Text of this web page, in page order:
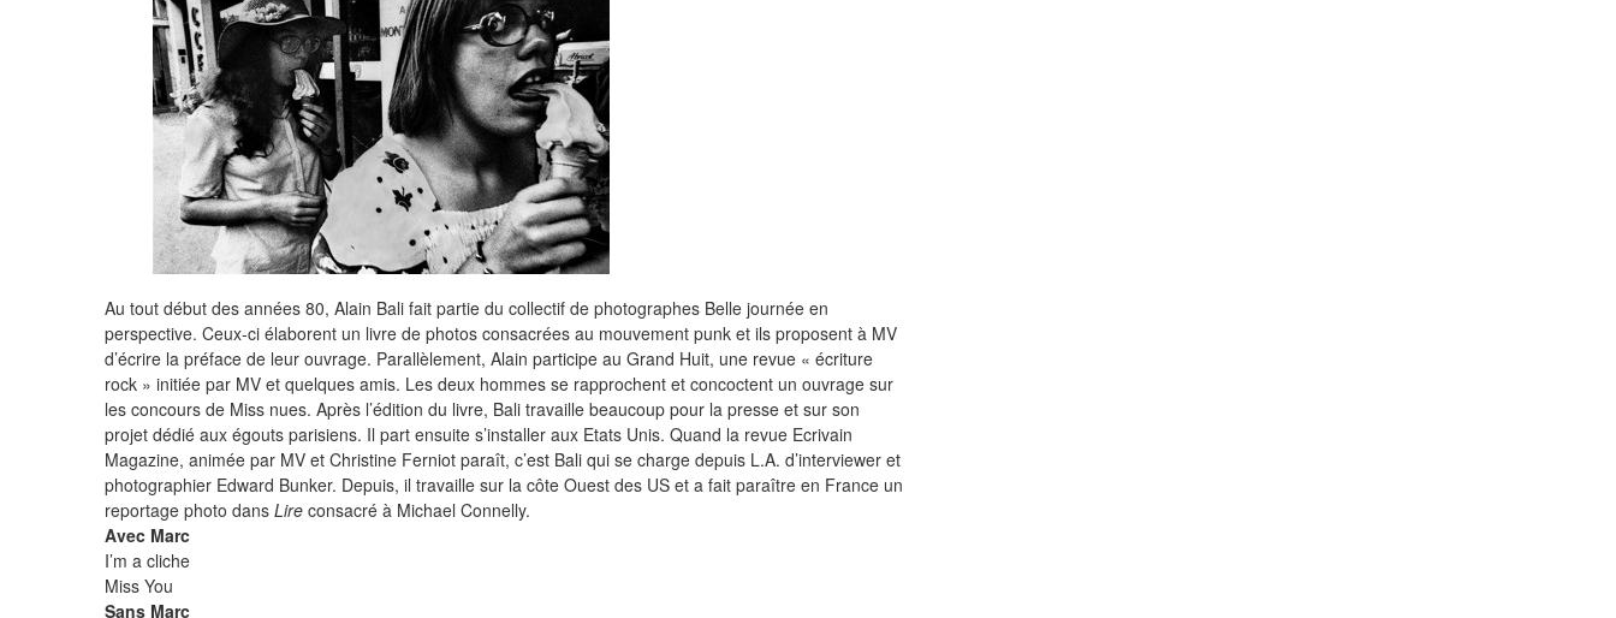
Au tout début des années 80, Alain Bali fait partie du collectif de photographes Belle journée en
perspective. Ceux-ci élaborent un livre de photos consacrées au mouvement punk et ils proposent à MV
d’écrire la préface de leur ouvrage. Parallèlement, Alain participe au Grand Huit, une revue « écriture
rock » initiée par MV et quelques amis. Les deux hommes se rapprochent et concoctent un ouvrage sur
les concours de Miss nues. Après l’édition du livre, Bali travaille beaucoup pour la presse et sur son
projet dédié aux égouts parisiens. Il part ensuite s’installer aux Etats Unis. Quand la revue Ecrivain
Magazine, animée par MV et Christine Ferniot paraît, c’est Bali qui se charge depuis L.A. d’interviewer et
photographier Edward Bunker. Depuis, il travaille sur la côte Ouest des US et a fait paraître en France un
reportage photo dans Lire consacré à Michael Connelly.
Avec Marc
I’m a cliche
Miss You
Sans Marc